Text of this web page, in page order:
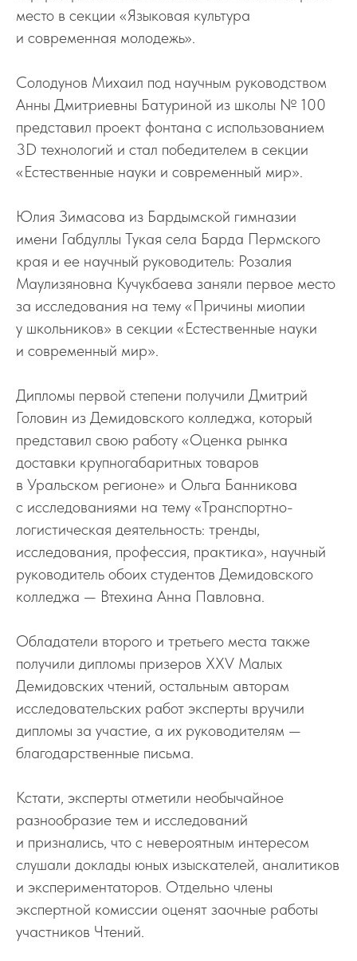
место в секции «Языковая культура
и современная молодежь».
Солодунов Михаил под научным руководством
Анны Дмитриевны Батуриной из школы № 100
представил проект фонтана с использованием
3D технологий и стал победителем в секции
«Естественные науки и современный мир».
Юлия Зимасова из Бардымской гимназии
имени Габдуллы Тукая села Барда Пермского
края и ее научный руководитель: Розалия
Маулизяновна Кучукбаева заняли первое место
за исследования на тему «Причины миопии
у школьников» в секции «Естественные науки
и современный мир».
Дипломы первой степени получили Дмитрий
Головин из Демидовского колледжа, который
представил свою работу «Оценка рынка
доставки крупногабаритных товаров
в Уральском регионе» и Ольга Банникова
с исследованиями на тему «Транспортно-
логистическая деятельность: тренды,
исследования, профессия, практика», научный
руководитель обоих студентов Демидовского
колледжа — Втехина Анна Павловна.
Обладатели второго и третьего места также
получили дипломы призеров XXV Малых
Демидовских чтений, остальным авторам
исследовательских работ эксперты вручили
дипломы за участие, а их руководителям —
благодарственные письма.
Кстати, эксперты отметили необычайное
разнообразие тем и исследований
и признались, что с невероятным интересом
слушали доклады юных изыскателей, аналитиков
и экспериментаторов. Отдельно члены
экспертной комиссии оценят заочные работы
участников Чтений.